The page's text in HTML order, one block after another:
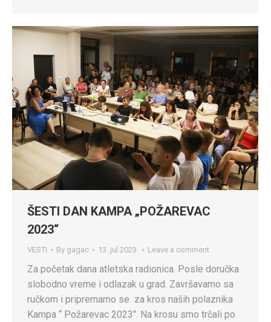
ŠESTI DAN KAMPA „POŽAREVAC
2023“
VESTI By gagac 13. jul 2023. Leave a comment
Za početak dana atletska radionica. Posle doručka
slobodno vreme i odlazak u grad. Završavamo sa
ručkom i pripremamo se za kros naših polaznika
Kampa “ Požarevac 2023″. Na krosu smo trčali po